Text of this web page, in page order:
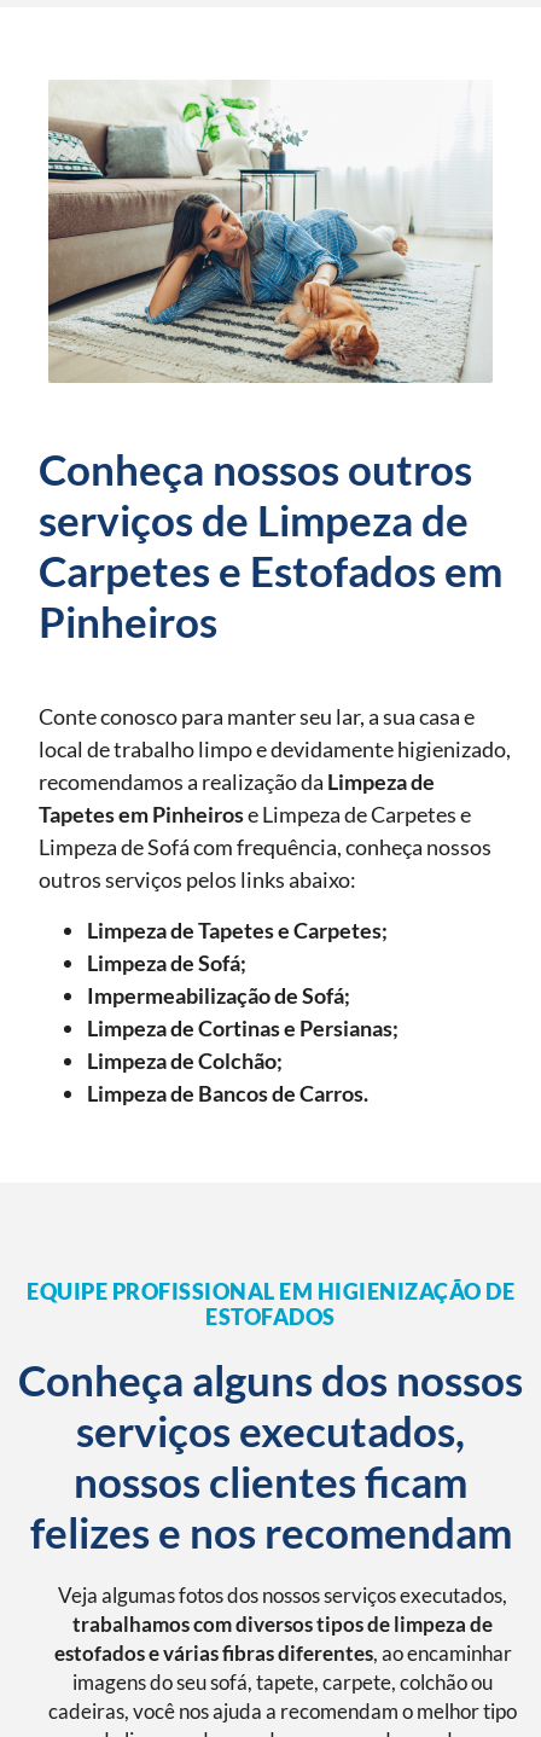
Conheça nossos outros
serviços de Limpeza de
Carpetes e Estofados em
Pinheiros
Conte conosco para manter seu lar, a sua casa e
local de trabalho limpo e devidamente higienizado,
recomendamos a realização da Limpeza de
Tapetesem Pinheirose Limpeza de Carpetes e
Limpeza de Sofá com frequência, conheça nossos
outros serviços pelos links abaixo:
Limpeza de Tapetes e Carpetes;
Limpeza de Sofá;
Impermeabilização de Sofá;
Limpeza de Cortinas e Persianas;
Limpeza de Colchão;
Limpeza de Bancos de Carros.
EQUIPE PROFISSIONAL EM HIGIENIZAÇÃO DE
ESTOFADOS
Conheça alguns dos nossos
serviços executados,
nossos clientes ficam
felizes e nos recomendam
Veja algumas fotos dos nossos serviços executados,
trabalhamos com diversos tipos de limpeza de
estofados e várias fibras diferentes, ao encaminhar
imagens do seu sofá, tapete, carpete, colchão ou
cadeiras, você nos ajuda a recomendam o melhor tipo